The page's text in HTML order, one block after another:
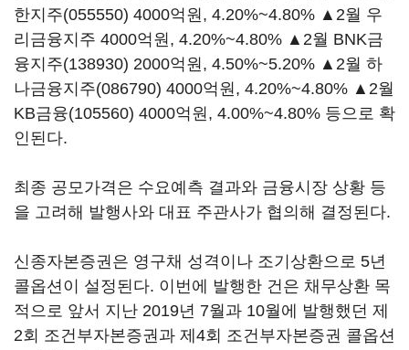
한지주(055550) 4000억원, 4.20%~4.80% ▲2월 우
리금융지주 4000억원, 4.20%~4.80% ▲2월 BNK금
융지주(138930) 2000억원, 4.50%~5.20% ▲2월 하
나금융지주(086790) 4000억원, 4.20%~4.80% ▲2월
KB금융(105560) 4000억원, 4.00%~4.80% 등으로 확
인된다.
최종 공모가격은 수요예측 결과와 금융시장 상황 등
을 고려해 발행사와 대표 주관사가 협의해 결정된다.
신종자본증권은 영구채 성격이나 조기상환으로 5년
콜옵션이 설정된다. 이번에 발행한 건은 채무상환 목
적으로 앞서 지난 2019년 7월과 10월에 발행했던 제
2회 조건부자본증권과 제4회 조건부자본증권 콜옵션